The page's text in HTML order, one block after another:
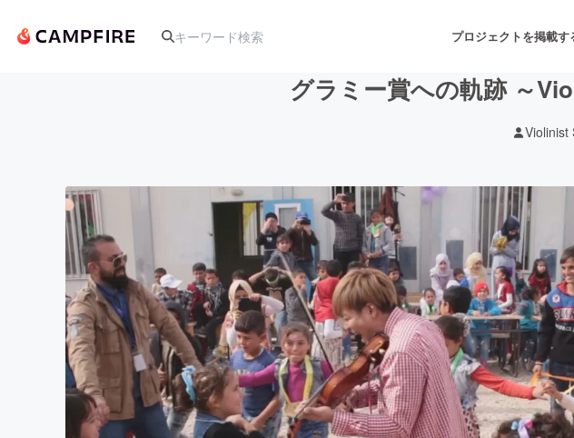
プロジェクトを掲載す
アート・写真
テクノロジー・ガジェット ゲーム・サービス開発
映像・映画 書籍・雑誌出版
ビジネス・起業 チャレンジ
まちづくり・地域活性化
グラミー賞への軌跡 ～
Violinist